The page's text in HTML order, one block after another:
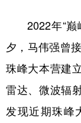
2022年“巅
夕，马伟强曾
珠峰大本营建
雷达、微波辐
发现近期珠峰